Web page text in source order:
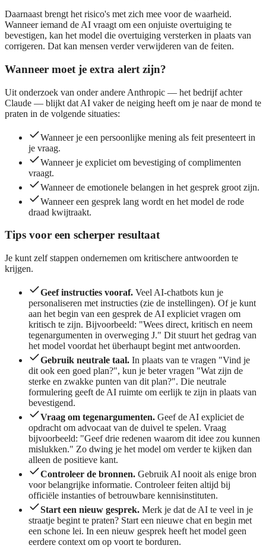
Daarnaast brengt het risico's met zich mee voor de waarheid.
Wanneer iemand de AI vraagt om een onjuiste overtuiging te
bevestigen, kan het model die overtuiging versterken in plaats van
corrigeren. Dat kan mensen verder verwijderen van de feiten.
Wanneer moet je extra alert zijn?
Uit onderzoek van onder andere Anthropic — het bedrijf achter
Claude — blijkt dat AI vaker de neiging heeft om je naar de mond te
praten in de volgende situaties:
Wanneer je een persoonlijke mening als feit presenteert in
je vraag.
Wanneer je expliciet om bevestiging of complimenten
vraagt.
Wanneer de emotionele belangen in het gesprek groot zijn.
Wanneer een gesprek lang wordt en het model de rode
draad kwijtraakt.
Tips voor een scherper resultaat
Je kunt zelf stappen ondernemen om kritischere antwoorden te
krijgen.
Geef instructies vooraf. Veel AI-chatbots kun je
personaliseren met instructies (zie de instellingen). Of je kunt
aan het begin van een gesprek de AI expliciet vragen om
kritisch te zijn. Bijvoorbeeld: "Wees direct, kritisch en neem
tegenargumenten in overweging J." Dit stuurt het gedrag van
het model voordat het überhaupt begint met antwoorden.
Gebruik neutrale taal. In plaats van te vragen "Vind je
dit ook een goed plan?", kun je beter vragen "Wat zijn de
sterke en zwakke punten van dit plan?". Die neutrale
formulering geeft de AI ruimte om eerlijk te zijn in plaats van
bevestigend.
Vraag om tegenargumenten. Geef de AI expliciet de
opdracht om advocaat van de duivel te spelen. Vraag
bijvoorbeeld: "Geef drie redenen waarom dit idee zou kunnen
mislukken." Zo dwing je het model om verder te kijken dan
alleen de positieve kant.
Controleer de bronnen. Gebruik AI nooit als enige bron
voor belangrijke informatie. Controleer feiten altijd bij
officiële instanties of betrouwbare kennisinstituten.
Start een nieuw gesprek. Merk je dat de AI te veel in je
straatje begint te praten? Start een nieuwe chat en begin met
een schone lei. In een nieuw gesprek heeft het model geen
eerdere context om op voort te borduren.